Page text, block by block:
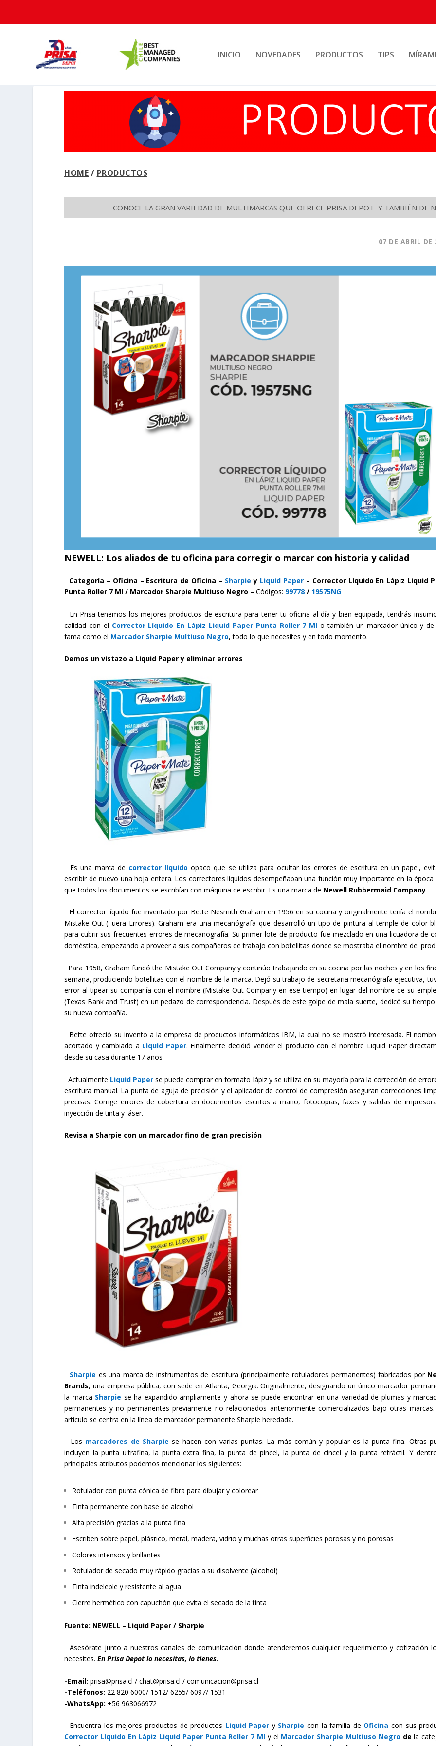
INICIO NOVEDADES PRODUCTOS TIPS
HOME / PRODUCTOS
CONOCE LA GRAN VARIEDAD DE MULTIMARCAS QUE OFRECE PRISA DEPOT Y TAMBIÉN DE
07 DE ABRIL DE
NEWELL: Los aliados de tu oficina para corregir o marcar con historia y calidad
Categoría – Oficina – Escritura de Oficina – Sharpie y Liquid Paper– Corrector Líquido En Lápiz Liquid
Punta Roller 7 Ml / Marcador Sharpie Multiuso Negro – Códigos: 99778 / 19575NG
En Prisa tenemos los mejores productos de escritura para tener tu oficina al día y bien equipada, tendrás
calidad con el Corrector Líquido En Lápiz Liquid Paper Punta Roller 7 Mlo también un marcador único y de
fama como el Marcador Sharpie Multiuso Negro, todo lo que necesites y en todo momento.
Demos un vistazo a Liquid Paper y eliminar errores
Es una marca de corrector líquido opaco que se utiliza para ocultar los errores de escritura en un papel,
escribir de nuevo una hoja entera. Los correctores líquidos desempeñaban una función muy importante en la época
que todos los documentos se escribían con máquina de escribir. Es una marca de Newell Rubbermaid Company.
El corrector líquido fue inventado por Bette Nesmith Graham en 1956 en su cocina y originalmente tenía el
Mistake Out (Fuera Errores). Graham era una mecanógrafa que desarrolló un tipo de pintura al temple de color
para cubrir sus frecuentes errores de mecanografía. Su primer lote de producto fue mezclado en una licuadora de
doméstica, empezando a proveer a sus compañeros de trabajo con botellitas donde se mostraba el nombre del
Para 1958, Graham fundó the Mistake Out Company y continúo trabajando en su cocina por las noches y en los
semana, produciendo botellitas con el nombre de la marca. Dejó su trabajo de secretaria mecanógrafa ejecutiva,
error al tipear su compañía con el nombre (Mistake Out Company en ese tiempo) en lugar del nombre de su
(Texas Bank and Trust) en un pedazo de correspondencia. Después de este golpe de mala suerte, dedicó su
su nueva compañía.
Bette ofreció su invento a la empresa de productos informáticos IBM, la cual no se mostró interesada. El
acortado y cambiado a Liquid Paper. Finalmente decidió vender el producto con el nombre Liquid Paper
desde su casa durante 17 años.
Actualmente Liquid Paper se puede comprar en formato lápiz y se utiliza en su mayoría para la corrección de
escritura manual. La punta de aguja de precisión y el aplicador de control de compresión aseguran correcciones
precisas. Corrige errores de cobertura en documentos escritos a mano, fotocopias, faxes y salidas de
inyección de tinta y láser.
Revisa a Sharpie con un marcador fino de gran precisión
Sharpie es una marca de instrumentos de escritura (principalmente rotuladores permanentes) fabricados por
Brands, una empresa pública, con sede en Atlanta, Georgia. Originalmente, designando un único marcador
la marca Sharpie se ha expandido ampliamente y ahora se puede encontrar en una variedad de plumas y
permanentes y no permanentes previamente no relacionados anteriormente comercializados bajo otras marcas.
artículo se centra en la línea de marcador permanente Sharpie heredada.
Los marcadores de Sharpie se hacen con varias puntas. La más común y popular es la punta fina. Otras
incluyen la punta ultrafina, la punta extra fina, la punta de pincel, la punta de cincel y la punta retráctil. Y
principales atributos podemos mencionar los siguientes:
Rotulador con punta cónica de fibra para dibujar y colorear
Tinta permanente con base de alcohol
Alta precisión gracias a la punta fina
Escriben sobre papel, plástico, metal, madera, vidrio y muchas otras superficies porosas y no porosas
Colores intensos y brillantes
Rotulador de secado muy rápido gracias a su disolvente (alcohol)
Tinta indeleble y resistente al agua
Cierre hermético con capuchón que evita el secado de la tinta
Fuente: NEWELL – Liquid Paper / Sharpie
Asesórate junto a nuestros canales de comunicación donde atenderemos cualquier requerimiento y cotización
necesites. En Prisa Depot lo necesitas, lo tienes.
-Email: prisa@prisa.cl / chat@prisa.cl / comunicacion@prisa.cl
-Teléfonos: 22 820 6000/ 1512/ 6255/ 6097/ 1531
-WhatsApp: +56 963066972
Encuentra los mejores productos de productos Liquid Paper y Sharpie con la familia de Oficina con sus
Corrector Líquido En Lápiz Liquid Paper Punta Roller 7 Ml y el Marcador Sharpie Multiuso Negro de la